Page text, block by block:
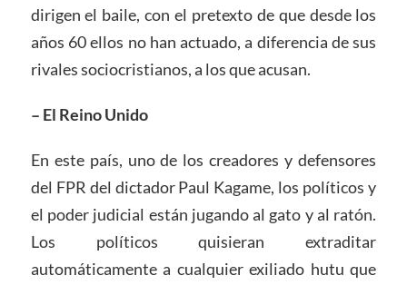
dirigen el baile, con el pretexto de que desde los
años 60 ellos no han actuado, a diferencia de sus
rivales sociocristianos, a los que acusan.
– El Reino Unido
En este país, uno de los creadores y defensores
del FPR del dictador Paul Kagame, los políticos y
el poder judicial están jugando al gato y al ratón.
Los políticos quisieran extraditar
automáticamente a cualquier exiliado hutu que